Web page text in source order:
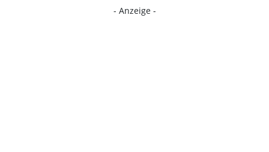
- Anzeige -